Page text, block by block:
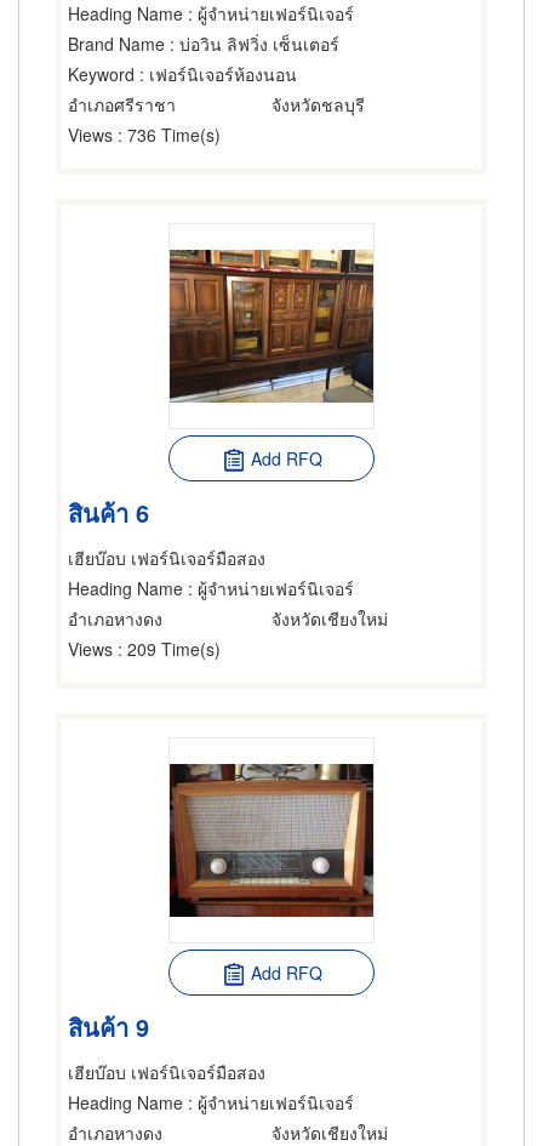
Heading Name : ผู้จำหน่ายเฟอร์นิเจอร์
Brand Name : บ่อวิน ลิฟวิ่ง เซ็นเตอร์
Keyword : เฟอร์นิเจอร์ห้องนอน
อำเภอศรีราชา
จังหวัดชลบุรี
Views : 736 Time(s)
Add RFQ
สินค้า 6
เฮียบ๊อบ เฟอร์นิเจอร์มือสอง
Heading Name : ผู้จำหน่ายเฟอร์นิเจอร์
อำเภอหางดง
จังหวัดเชียงใหม่
Views : 209 Time(s)
Add RFQ
สินค้า 9
เฮียบ๊อบ เฟอร์นิเจอร์มือสอง
Heading Name : ผู้จำหน่ายเฟอร์นิเจอร์
อำเภอหางดง
จังหวัดเชียงใหม่